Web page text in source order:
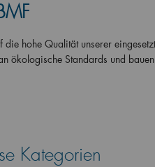
hohe Qualität unserer
ökologische Standards und
Kategorien